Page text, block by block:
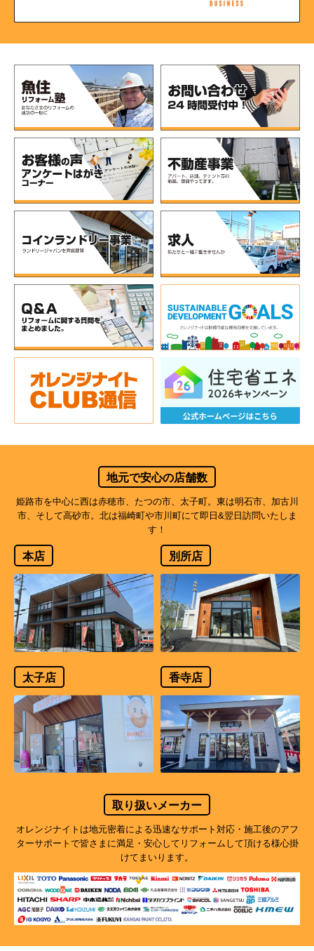
地元で安心の店舗数
姫路市を中心に西は赤穂市、たつの市、太子町。東は明石市、加古川
市、そして高砂市。北は福崎町や市川町にて即日&翌日訪問いたしま
す！
本店 別所店
太子店 香寺店
取り扱いメーカー
オレンジナイトは地元密着による迅速なサポート対応・施工後のアフ
ターサポートで皆さまに満足・安心してリフォームして頂ける様心掛
けてまいります。